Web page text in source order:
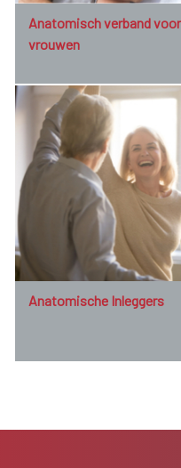
Anatomisch verband voor
vrouwen
Anatomische Inleggers